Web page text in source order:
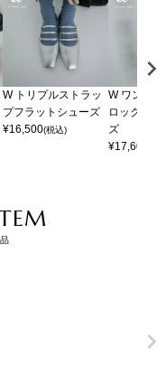
W トリプルストラッ
プフラットシューズ
¥16,500(税込)
W ワンス
ロックソー
ズ
¥17,600